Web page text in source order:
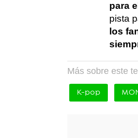
para
pista
los
Más sobre este
K-pop